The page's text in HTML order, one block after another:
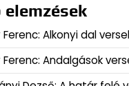
Alkonyi dal
Ferenc: Andalgások